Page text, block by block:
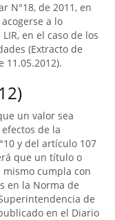
N°18, de 2011, en
a lo
en el caso de los
(Extracto de
11.05.2012).
un valor sea
de la
y del artículo 107
que un título o
cumpla con
en la Norma de
de
en el Diario